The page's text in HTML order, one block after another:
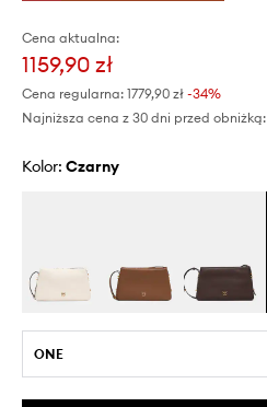
Cena aktualna:
1159,90 zł
Cena regularna: 1779,90 zł -34%
Najniższa cena z 30 dni przed obniżką:
Kolor: czarny
ONE